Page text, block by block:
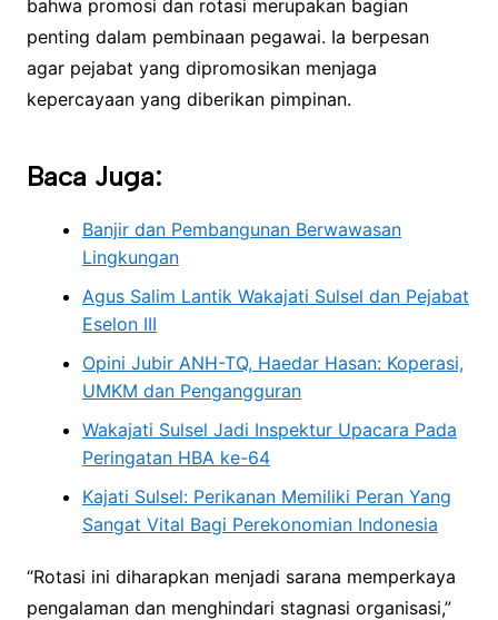
bahwa promosi dan rotasi merupakan bagian
penting dalam pembinaan pegawai. Ia berpesan
agar pejabat yang dipromosikan menjaga
kepercayaan yang diberikan pimpinan.
Baca Juga:
Banjir dan Pembangunan Berwawasan
Lingkungan
Agus Salim Lantik Wakajati Sulsel dan Pejabat
Eselon III
Opini Jubir ANH-TQ, Haedar Hasan: Koperasi,
UMKM dan Pengangguran
Wakajati Sulsel Jadi Inspektur Upacara Pada
Peringatan HBA ke-64
Kajati Sulsel: Perikanan Memiliki Peran Yang
Sangat Vital Bagi Perekonomian Indonesia
“Rotasi ini diharapkan menjadi sarana memperkaya
pengalaman dan menghindari stagnasi organisasi,”